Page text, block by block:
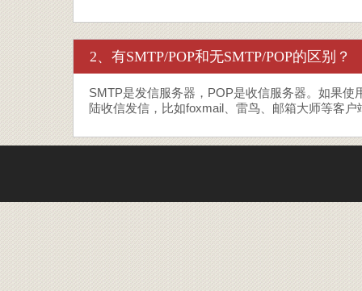
2、有SMTP/POP和无SMTP/POP的区别？
SMTP是发信服务器，POP是收信服务器。如果
陆收信发信，比如foxmail、雷鸟、邮箱大师等客户